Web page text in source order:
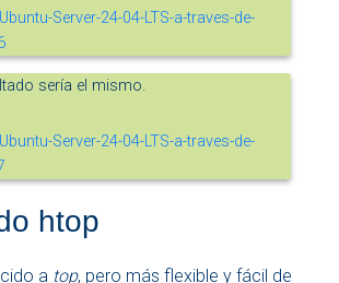
sería el mismo.
htop
a top, pero más flexible y fácil de